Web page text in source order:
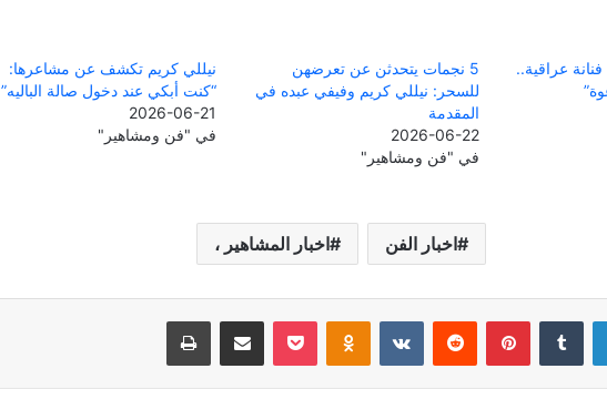
عراقية..
5 نجمات يتحدثن عن تعرضهن
للسحر: نيللي كريم وفيفي عبده في
المقدمة
2026-06-22
في "فن ومشاهير"
نيللي كريم تكشف عن مشاعرها:
“كنت أبكي عند دخول صالة الباليه”
2026-06-21
في "فن ومشاهير"
اخبار الفن اخبار المشاهير ،
بينتيريست Odnoklassniki
‫Pocket مشاركة عبر البريد طباعة